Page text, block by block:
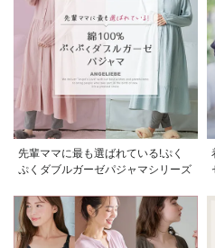
先輩ママに最も選ばれている!ぷく
ぷくダブルガーゼパジャマシリーズ